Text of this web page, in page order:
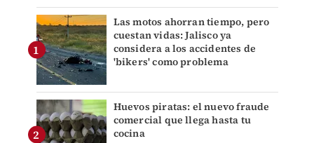
Las motos ahorran tiempo, pero
cuestan vidas: Jalisco ya
considera a los accidentes de
'bikers' como problema
Huevos piratas: el nuevo fraude
comercial que llega hasta tu
cocina